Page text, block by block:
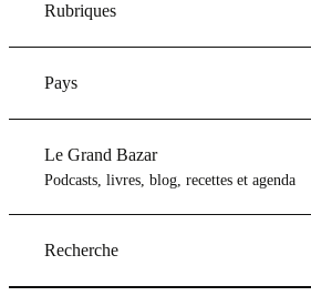
Rubriques
Pays
Le Grand Bazar
Podcasts, livres, blog, recettes et agenda
Recherche